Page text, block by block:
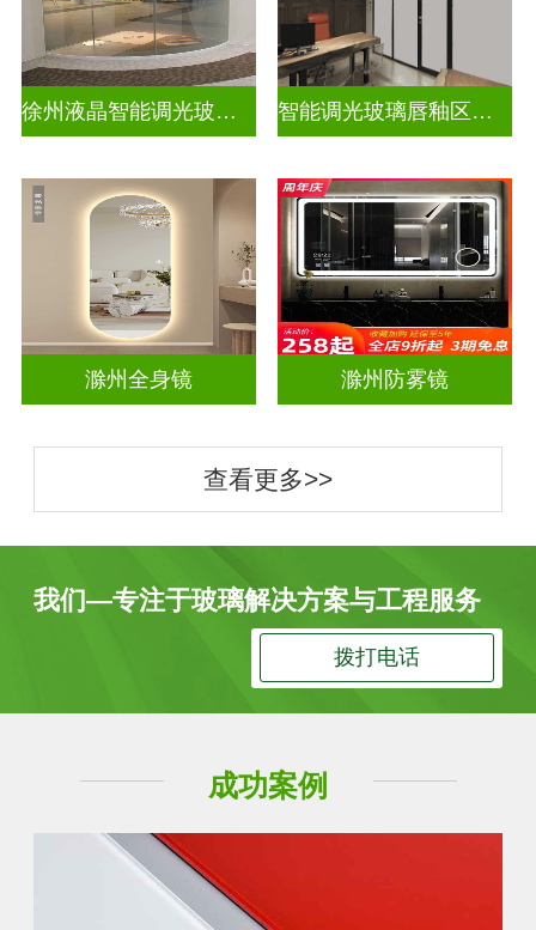
徐州液晶智能调光玻璃定做电话 智能调光玻璃唇釉区别图片高清
滁州全身镜 滁州防雾镜
查看更多>>
我们—专注于玻璃解决方案与工程服务
拨打电话
成功案例